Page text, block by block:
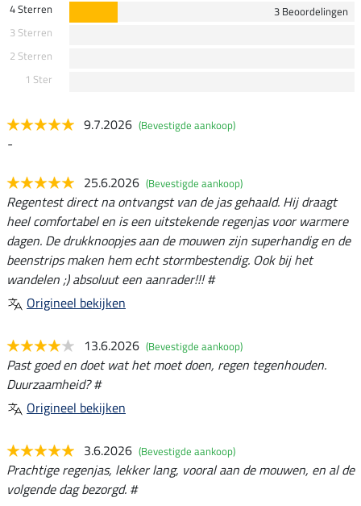
4 Sterren
3 Beoordelingen
3 Sterren
2 Sterren
1 Ster
9.7.2026 (Bevestigde aankoop)
-
25.6.2026 (Bevestigde aankoop)
Regentest direct na ontvangst van de jas gehaald. Hij draagt
heel comfortabel en is een uitstekende regenjas voor warmere
dagen. De drukknoopjes aan de mouwen zijn superhandig en de
beenstrips maken hem echt stormbestendig. Ook bij het
wandelen ;) absoluut een aanrader!!! #
Origineel bekijken
13.6.2026 (Bevestigde aankoop)
Past goed en doet wat het moet doen, regen tegenhouden.
Duurzaamheid? #
Origineel bekijken
3.6.2026 (Bevestigde aankoop)
Prachtige regenjas, lekker lang, vooral aan de mouwen, en al de
volgende dag bezorgd. #